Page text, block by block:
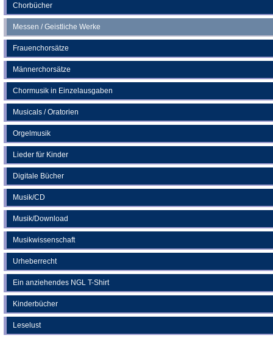
Chorbücher
Messen / Geistliche Werke
Frauenchorsätze
Männerchorsätze
Chormusik in Einzelausgaben
Musicals / Oratorien
Orgelmusik
Lieder für Kinder
Digitale Bücher
Musik/CD
Musik/Download
Musikwissenschaft
Urheberrecht
Ein anziehendes NGL T-Shirt
Kinderbücher
Leselust